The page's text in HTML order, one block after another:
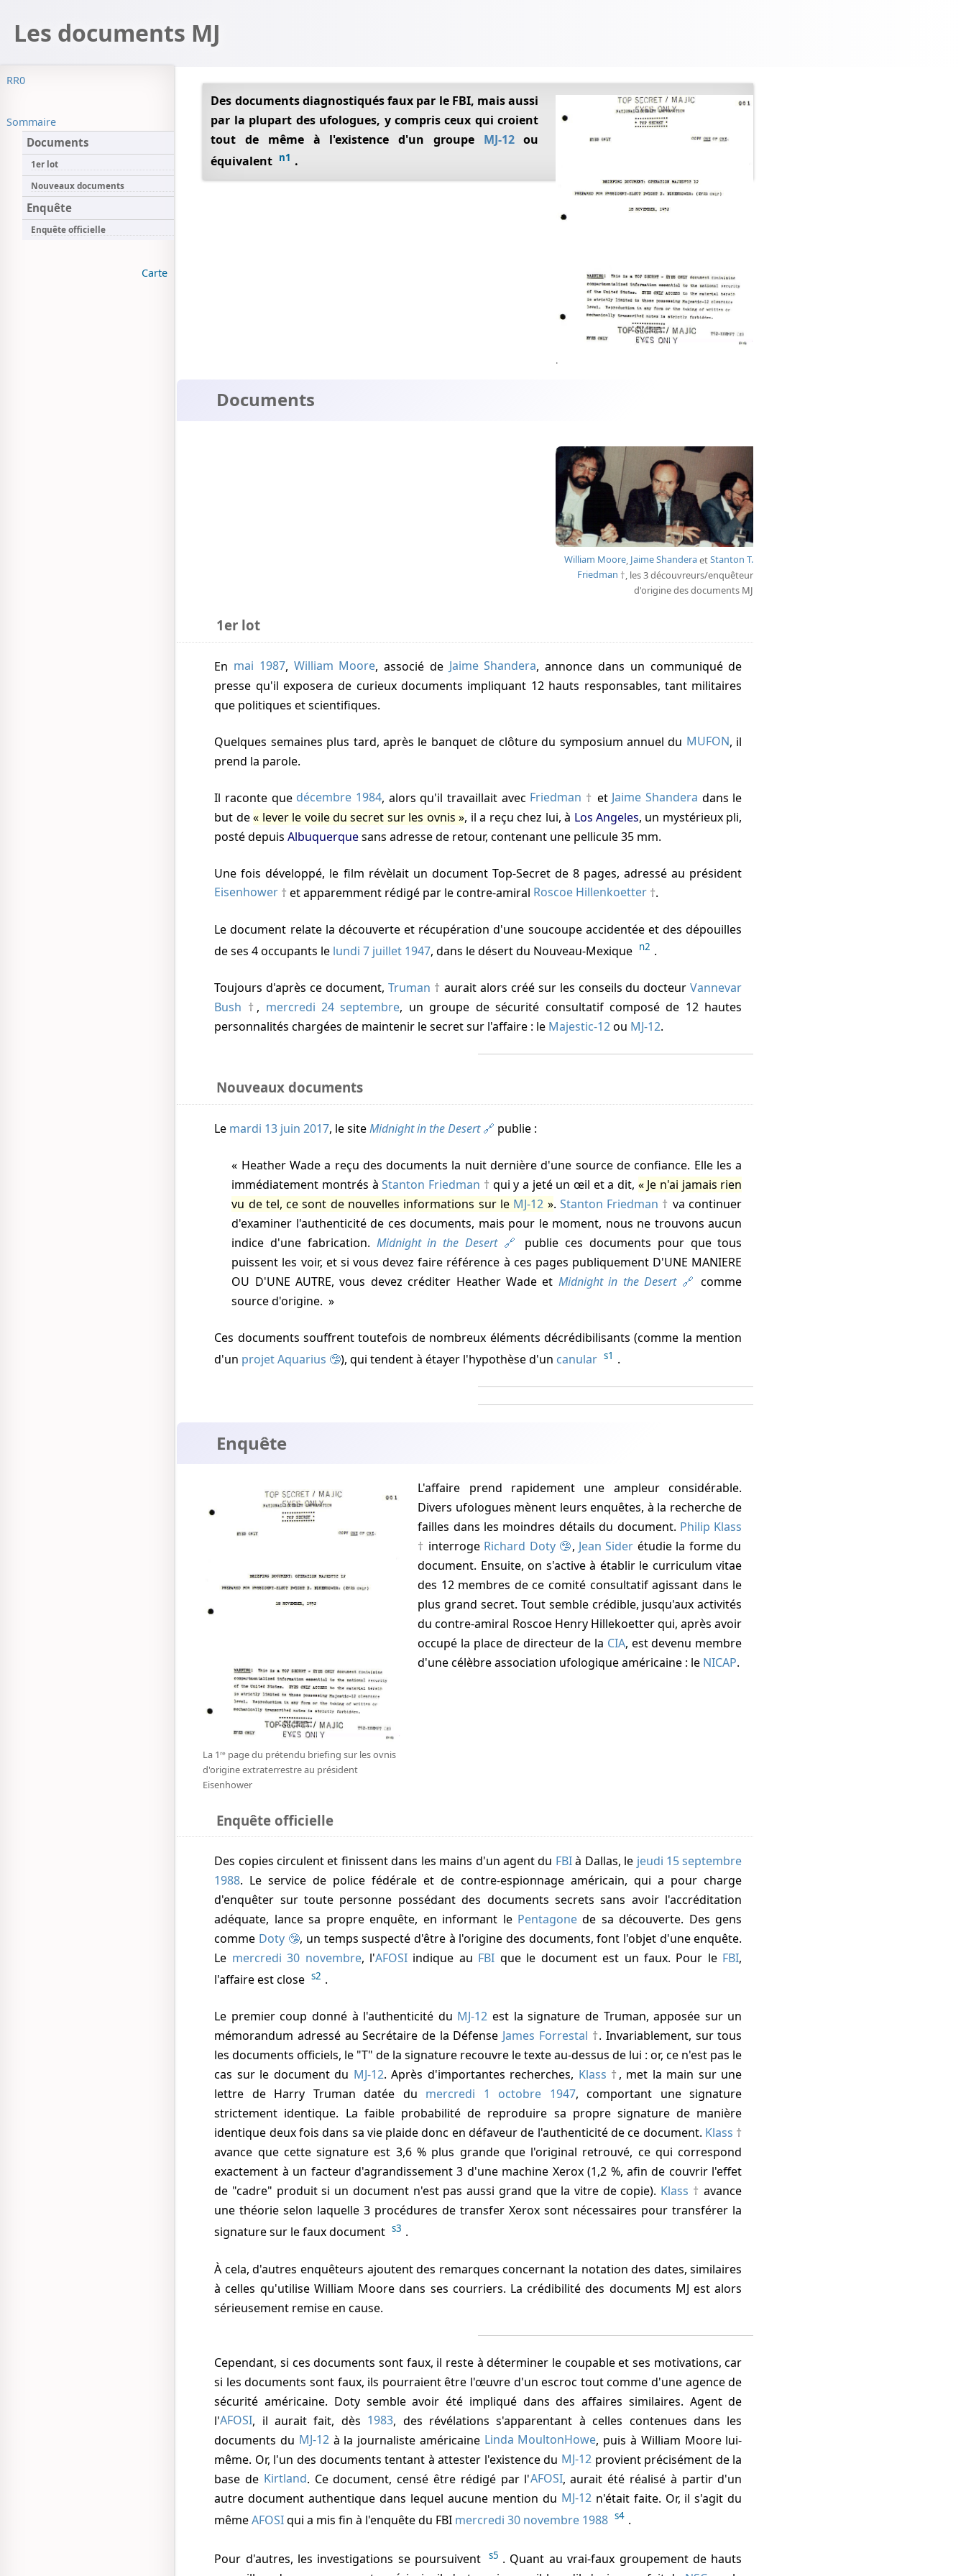
Les documents MJ
RR0
Sommaire
Documents
1er lot
Nouveaux documents
Enquête
Enquête officielle
Carte
.
Des documents diagnostiqués faux par le FBI, mais aussi
par la plupart des ufologues, y compris ceux qui croient
tout de même à l'existence d'un groupe MJ-12ou
équivalent n1 .
Documents
William Moore Jaime ShanderaetStanton T.
Friedman
, les 3 découvreurs/enquêteur
d'origine des documents MJ
1er lot
En mai 1987, William Moore, associé de Jaime Shandera, annonce dans un communiqué de
presse qu'il exposera de curieux documents impliquant 12 hauts responsables, tant militaires
que politiques et scientifiques.
Quelques semaines plus tard, après le banquet de clôture du symposium annuel du MUFON, il
prend la parole.
Il raconte que décembre 1984, alors qu'il travaillait avec Friedman et Jaime Shandera dans le
but de
lever le voile du secret sur les ovnis , il a reçu chez lui, à Los Angeles, un mystérieux pli,
posté depuisAlbuquerquesans adresse de retour, contenant une pellicule 35 mm.
Une fois développé, le film révèlait un document Top-Secret de 8 pages, adressé au président
Eisenhower
et apparemment rédigé par le contre-amiral Roscoe Hillenkoetter .
Le document relate la découverte et récupération d'une soucoupe accidentée et des dépouilles
de ses 4 occupants le lundi 7 juillet 1947, dans le désert du Nouveau-Mexique n2 .
Toujours d'après ce document, Truman aurait alors créé sur les conseils du docteurVannevar
Bush
, mercredi 24 septembre, un groupe de sécurité consultatif composé de 12 hautes
personnalités chargées de maintenir le secret sur l'affaire : le Majestic-12ou MJ-12.
Nouveaux documents
Le mardi 13 juin 2017, le siteMidnight in the Desert publie :
Heather Wade a reçu des documents la nuit dernière d'une source de confiance. Elle les a
immédiatement montrés àStanton Friedman qui y a jeté un œil et a dit,
Je n'ai jamais rien
vu de tel, ce sont de nouvelles informations sur le MJ-12 . Stanton Friedman
va continuer
d'examiner l'authenticité de ces documents, mais pour le moment, nous ne trouvons aucun
indice d'une fabrication. Midnight in the Desert
publie ces documents pour que tous
puissent les voir, et si vous devez faire référence à ces pages publiquement D'UNE MANIERE
OU D'UNE AUTRE, vous devez créditer Heather Wade et Midnight in the Desert
comme
source d'origine.
Ces documents souffrent toutefois de nombreux éléments décrédibilisants (comme la mention
d'un projet Aquarius ), qui tendent à étayer l'hypothèse d'un canular s1 .
Enquête
La 1ʳᵉ page du prétendu briefing sur les ovnis
d'origine extraterrestre au président
Eisenhower
L'affaire prend rapidement une ampleur considérable.
Divers ufologues mènent leurs enquêtes, à la recherche de
failles dans les moindres détails du document. Philip Klass
interroge Richard Doty 🤥, Jean Sider étudie la forme du
document. Ensuite, on s'active à établir le curriculum vitae
des 12 membres de ce comité consultatif agissant dans le
plus grand secret. Tout semble crédible, jusqu'aux activités
du contre-amiral Roscoe Henry Hillekoetterqui, après avoir
occupé la place de directeur de la CIA, est devenu membre
d'une célèbre association ufologique américaine : le NICAP.
Enquête officielle
Des copies circulent et finissent dans les mains d'un agent du FBIà Dallas, le jeudi 15 septembre
1988. Le service de police fédérale et de contre-espionnage américain, qui a pour charge
d'enquêter sur toute personne possédant des documents secrets sans avoir l'accréditation
adéquate, lance sa propre enquête, en informant le Pentagonede sa découverte. Des gens
comme Doty 🤥, un temps suspecté d'être à l'origine des documents, font l'objet d'une enquête.
Le mercredi 30 novembre, l'AFOSI indique au FBI que le document est un faux. Pour le FBI,
l'affaire est close s2 .
Le premier coup donné à l'authenticité du MJ-12 est la signature de Truman, apposée sur un
mémorandum adressé au Secrétaire de la Défense James Forrestal
. Invariablement, sur tous
les documents officiels, le "T" de la signature recouvre le texte au-dessus de lui : or, ce n'est pas le
cas sur le document du MJ-12. Après d'importantes recherches, Klass
, met la main sur une
lettre de Harry Truman datée du mercredi 1 octobre 1947, comportant une signature
strictement identique. La faible probabilité de reproduire sa propre signature de manière
identique deux fois dans sa vie plaide donc en défaveur de l'authenticité de ce document. Klass
avance que cette signature est 3,6 % plus grande que l'original retrouvé, ce qui correspond
exactement à un facteur d'agrandissement 3 d'une machine Xerox (1,2 %, afin de couvrir l'effet
de "cadre" produit si un document n'est pas aussi grand que la vitre de copie). Klass
avance
une théorie selon laquelle 3 procédures de transfer Xerox sont nécessaires pour transférer la
signature sur le faux document s3 .
À cela, d'autres enquêteurs ajoutent des remarques concernant la notation des dates, similaires
à celles qu'utilise William Moore dans ses courriers. La crédibilité des documents MJ est alors
sérieusement remise en cause.
Cependant, si ces documents sont faux, il reste à déterminer le coupable et ses motivations, car
si les documents sont faux, ils pourraient être l'œuvre d'un escroc tout comme d'une agence de
sécurité américaine. Doty semble avoir été impliqué dans des affaires similaires. Agent de
l'AFOSI, il aurait fait, dès 1983, des révélations s'apparentant à celles contenues dans les
documents du MJ-12à la journaliste américaine Linda MoultonHowe, puis à William Moore lui-
même. Or, l'un des documents tentant à attester l'existence du MJ-12 provient précisément de la
base de Kirtland. Ce document, censé être rédigé par l'AFOSI, aurait été réalisé à partir d'un
autre document authentique dans lequel aucune mention du MJ-12n'était faite. Or, il s'agit du
mêmeAFOSIqui a mis fin à l'enquête du FBI mercredi 30 novembre 1988 s4 .
Pour d'autres, les investigations se poursuivent s5 . Quant au vrai-faux groupement de hauts